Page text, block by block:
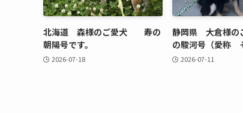
北海道 森様のご愛犬 寿の
朝陽号です。
2026-07-18
静岡県 大倉様
の駿河号（愛称
2026-07-11